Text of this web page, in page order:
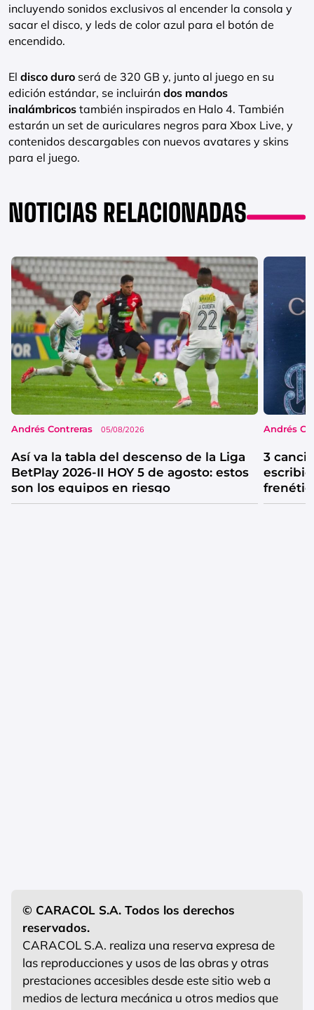
incluyendo sonidos exclusivos al encender la consola y
sacar el disco, y leds de color azul para el botón de
encendido.
El disco duro será de 320 GB y, junto al juego en su
edición estándar, se incluirán dos mandos
inalámbricos también inspirados en Halo 4. También
estarán un set de auriculares negros para Xbox Live, y
contenidos descargables con nuevos avatares y skins
para el juego.
NOTICIAS RELACIONADAS
Andrés Contreras 05/08/2026
Así va la tabla del descenso de la Liga
BetPlay 2026-II HOY 5 de agosto: estos
son los equipos en riesgo
Andrés
3
© CARACOL S.A. Todos los derechos
reservados.
CARACOL S.A. realiza una reserva expresa de
las reproducciones y usos de las obras y otras
prestaciones accesibles desde este sitio web a
medios de lectura mecánica u otros medios que